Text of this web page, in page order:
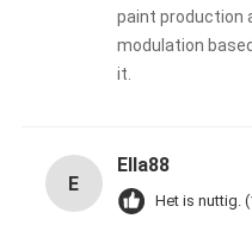
paint production
modulation
it.
E
Ella88
Het is nuttig.